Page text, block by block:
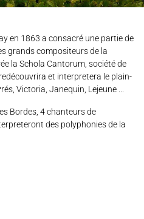
Vidéos
Actualités
grands compositeurs de la
la Schola Cantorum, société de
et interpretera le plain-
Victoria, Janequin, Lejeune ...
Bordes, 4 chanteurs de
des polyphonies de la